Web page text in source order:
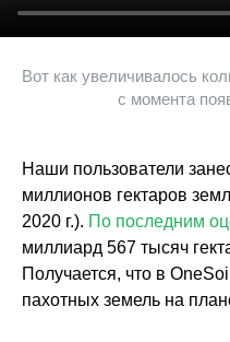
Вот как увеличивалось
с момента
Наши пользователи
миллионов гектаров
2020 г.). По последним
миллиард 567 тысяч
Получается, что в
пахотных земель на